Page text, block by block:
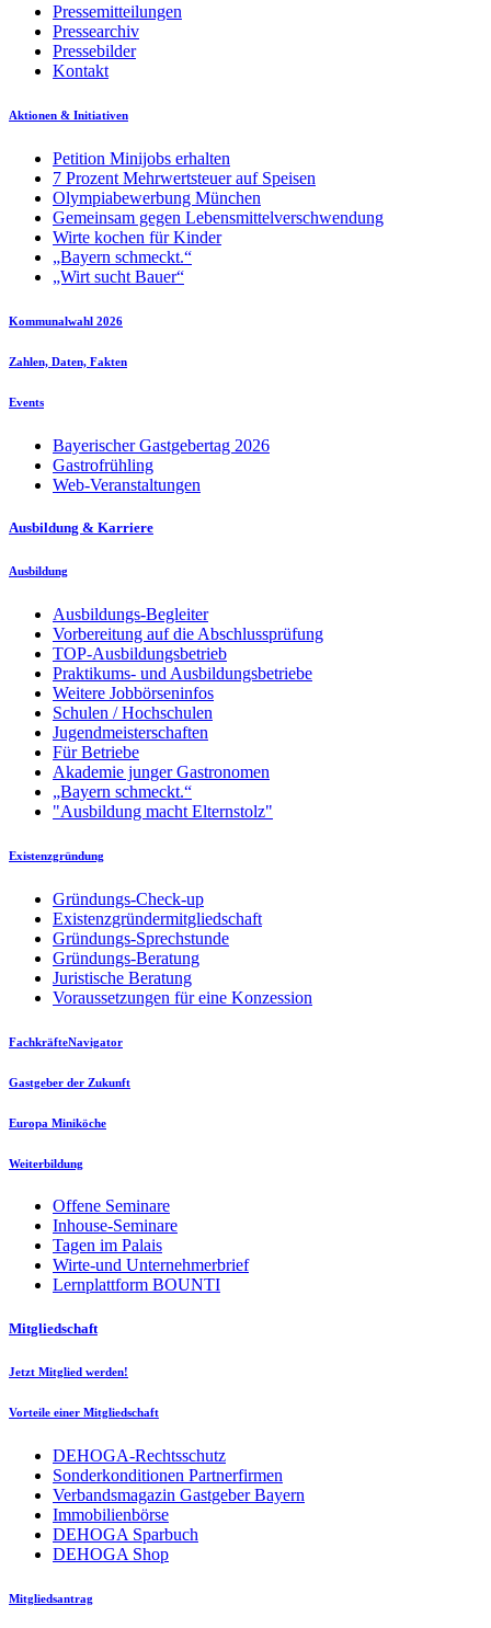
Pressemitteilungen
Pressearchiv
Pressebilder
Kontakt
Aktionen & Initiativen
Petition Minijobs erhalten
7 Prozent Mehrwertsteuer auf Speisen
Olympiabewerbung München
Gemeinsam gegen Lebensmittelverschwendung
Wirte kochen für Kinder
„Bayern schmeckt.“
„Wirt sucht Bauer“
Kommunalwahl 2026
Zahlen, Daten, Fakten
Events
Bayerischer Gastgebertag 2026
Gastrofrühling
Web-Veranstaltungen
Ausbildung & Karriere
Ausbildung
Ausbildungs-Begleiter
Vorbereitung auf die Abschlussprüfung
TOP-Ausbildungsbetrieb
Praktikums- und Ausbildungsbetriebe
Weitere Jobbörseninfos
Schulen / Hochschulen
Jugendmeisterschaften
Für Betriebe
Akademie junger Gastronomen
„Bayern schmeckt.“
"Ausbildung macht Elternstolz"
Existenzgründung
Gründungs-Check-up
Existenzgründermitgliedschaft
Gründungs-Sprechstunde
Gründungs-Beratung
Juristische Beratung
Voraussetzungen für eine Konzession
FachkräfteNavigator
Gastgeber der Zukunft
Europa Miniköche
Weiterbildung
Offene Seminare
Inhouse-Seminare
Tagen im Palais
Wirte-und Unternehmerbrief
Lernplattform BOUNTI
Mitgliedschaft
Jetzt Mitglied werden!
Vorteile einer Mitgliedschaft
DEHOGA-Rechtsschutz
Sonderkonditionen Partnerfirmen
Verbandsmagazin Gastgeber Bayern
Immobilienbörse
DEHOGA Sparbuch
DEHOGA Shop
Mitgliedsantrag